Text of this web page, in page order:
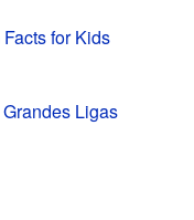
for Kids
Ligas